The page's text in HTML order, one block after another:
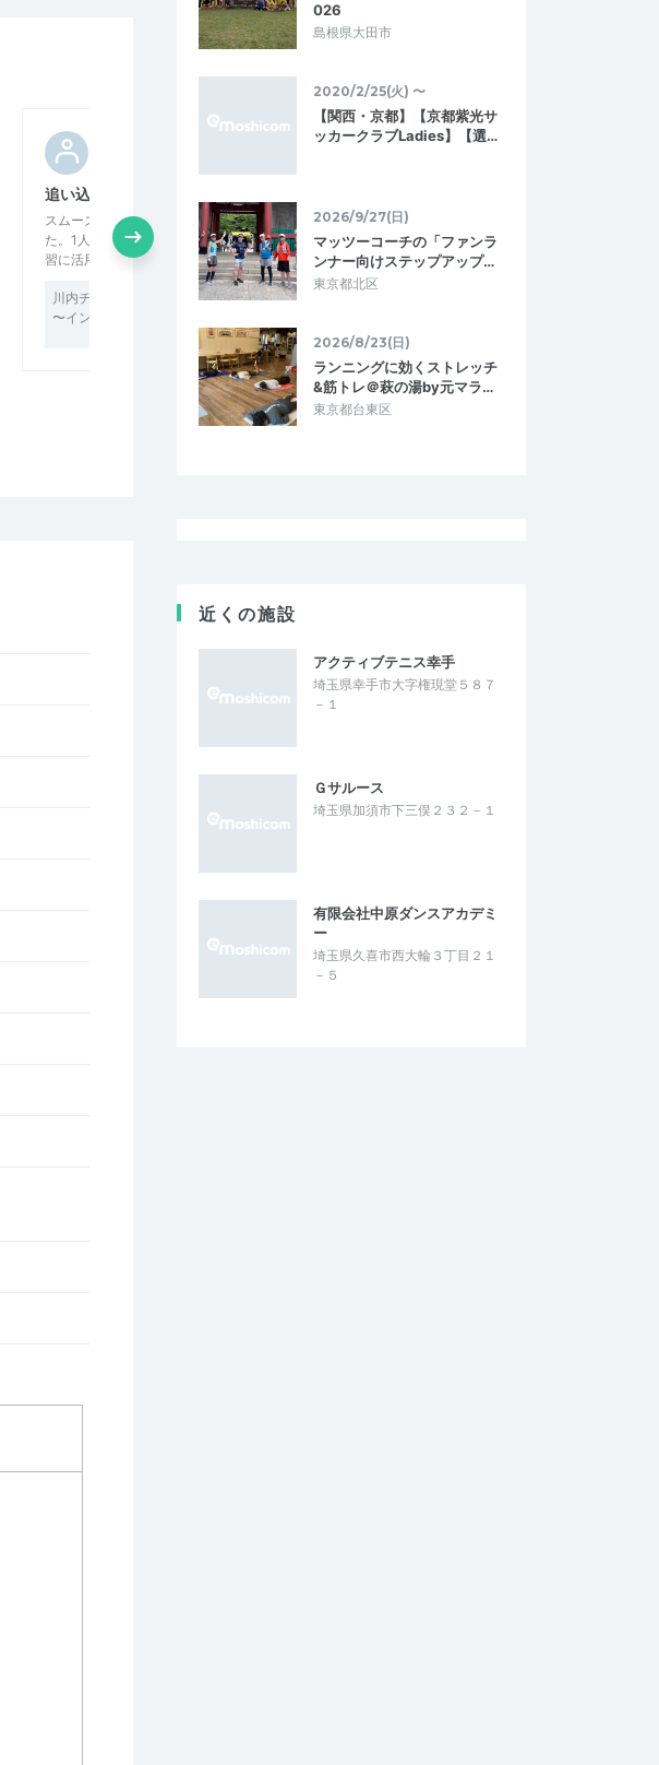
追い込み練に！
スムーズな進行で気持ちよく練習出来まし
た。1人練では追い込みきれない領域での練
習に活用させていただきました。
川内チャレンジ夜練部 in はなさき vol.36
〜インターバル走〜
2026/6/17
akiroll
ペーサーが長く牽いてくれる練習会はない
ので 非常に助かります！ クラブ化して欲し
いぐらいです
026
島根県大田市
2020/2/25(火) 〜
【関西・京都】【京都紫光サ
ッカークラブLadies】【選…
2026/9/27(日)
マッツーコーチの「ファンラ
ンナー向けステップアップ…
東京都北区
2026/8/23(日)
ランニングに効くストレッチ
&筋トレ＠萩の湯by元マラ…
東京都台東区
近くの施設
アクティブテニス幸手
埼玉県幸手市大字権現堂５８７
－１
Ｇサルース
埼玉県加須市下三俣２３２－１
有限会社中原ダンスアカデミ
ー
埼玉県久喜市西大輪３丁目２１
－５